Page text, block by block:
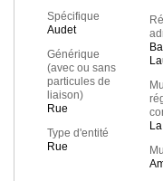
Spécifique
Audet
Générique
(avec ou sans
particules de
liaison)
Rue
Type d'entité
Rue